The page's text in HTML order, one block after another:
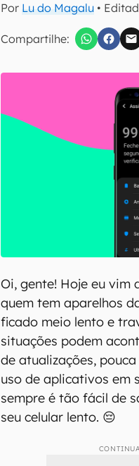
Por Lu do Magalu •
Compartilhe:
E-mail
Oi, gente! Hoje eu vim
quem tem aparelhos
ficado meio lento e
situações podem
de atualizações,
uso de aplicativos em
sempre é tão fácil de
seu celular lento. 😔